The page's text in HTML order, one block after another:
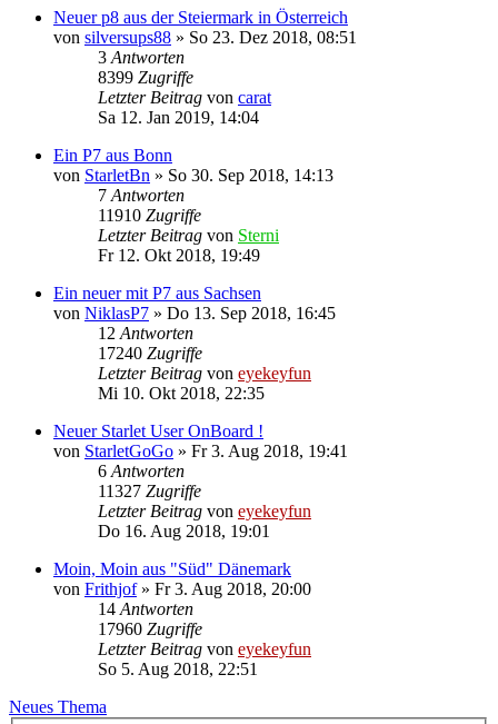
Neuer p8 aus der Steiermark in Österreich
von silversups88 » So 23. Dez 2018, 08:51
3 Antworten
8399 Zugriffe
Letzter Beitrag von carat
Sa 12. Jan 2019, 14:04
Ein P7 aus Bonn
von StarletBn » So 30. Sep 2018, 14:13
7 Antworten
11910 Zugriffe
Letzter Beitrag von Sterni
Fr 12. Okt 2018, 19:49
Ein neuer mit P7 aus Sachsen
von NiklasP7 » Do 13. Sep 2018, 16:45
12 Antworten
17240 Zugriffe
Letzter Beitrag von eyekeyfun
Mi 10. Okt 2018, 22:35
Neuer Starlet User OnBoard !
von StarletGoGo » Fr 3. Aug 2018, 19:41
6 Antworten
11327 Zugriffe
Letzter Beitrag von eyekeyfun
Do 16. Aug 2018, 19:01
Moin, Moin aus "Süd" Dänemark
von Frithjof» Fr 3. Aug 2018, 20:00
14 Antworten
17960 Zugriffe
Letzter Beitrag von eyekeyfun
So 5. Aug 2018, 22:51
Neues Thema